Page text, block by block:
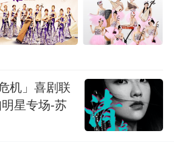
机」喜剧联
星专场-苏